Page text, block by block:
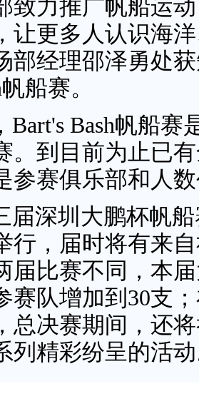
致力推广帆船运
让更多人认识海
部经理邵泽勇处
船赛。
Bart's Bash帆船
。到目前为止已
参赛俱乐部和人
届深圳大鹏杯帆
行，届时将有来
届比赛不同，本
赛队增加到30支
总决赛期间，还
列精彩纷呈的活